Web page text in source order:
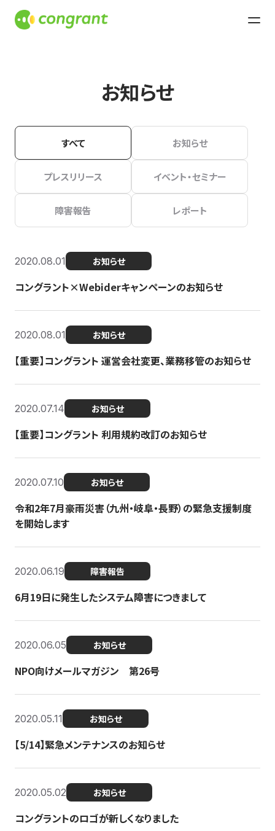
お知らせ
すべて お知らせ
プレスリリース イベント・セミナー
障害報告 レポート
2020.08.01 お知らせ
コングラント×Webiderキャンペーンのお知らせ
2020.08.01 お知らせ
【重要】コングラント 運営会社変更、業務移管のお知らせ
2020.07.14 お知らせ
【重要】コングラント 利用規約改訂のお知らせ
2020.07.10 お知らせ
令和2年7月豪雨災害（九州・岐阜・長野）の緊急支援制度
を開始します
2020.06.19 障害報告
6月19日に発生したシステム障害につきまして
2020.06.05 お知らせ
NPO向けメールマガジン 第26号
2020.05.11 お知らせ
【5/14】緊急メンテナンスのお知らせ
2020.05.02 お知らせ
コングラントのロゴが新しくなりました